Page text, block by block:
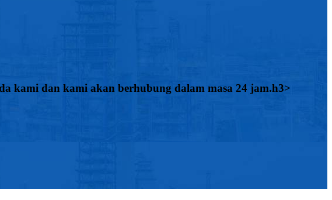
kami dan kami akan berhubung dalam masa 24 jam.h3>